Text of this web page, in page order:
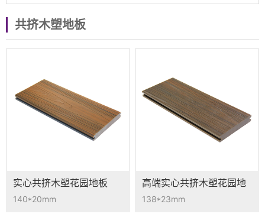
共挤木塑地板
实心共挤木塑花园地板
CO-01D
140*20mm
高端实心共挤木塑花园地
板 CO-03D
138*23mm